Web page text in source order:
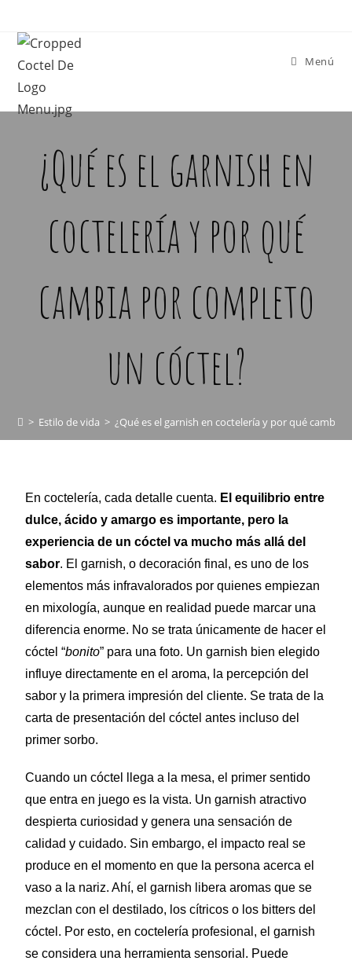
Menú
¿Qué es el garnish en
coctelería y por qué
cambia por completo
un cóctel?
> Estilo de vida > ¿Qué es el garnish en coctelería y por qué cambia
En coctelería, cada detalle cuenta. El equilibrio entre
dulce, ácido y amargo es importante, pero la
experiencia de un cóctel va mucho más allá del
sabor. El garnish, o decoración final, es uno de los
elementos más infravalorados por quienes empiezan
en mixología, aunque en realidad puede marcar una
diferencia enorme. No se trata únicamente de hacer el
cóctel “bonito” para una foto. Un garnish bien elegido
influye directamente en el aroma, la percepción del
sabor y la primera impresión del cliente. Se trata de la
carta de presentación del cóctel antes incluso del
primer sorbo.
Cuando un cóctel llega a la mesa, el primer sentido
que entra en juego es la vista. Un garnish atractivo
despierta curiosidad y genera una sensación de
calidad y cuidado. Sin embargo, el impacto real se
produce en el momento en que la persona acerca el
vaso a la nariz. Ahí, el garnish libera aromas que se
mezclan con el destilado, los cítricos o los bitters del
cóctel. Por esto, en coctelería profesional, el garnish
se considera una herramienta sensorial. Puede